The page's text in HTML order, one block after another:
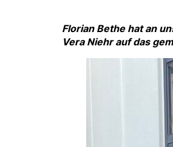
Florian Bethe hat an
Vera Niehr auf das